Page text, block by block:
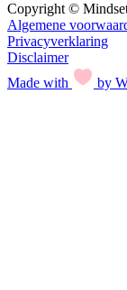
Copyright ©
Algemene
Privacyverklaring
Disclaimer
Made with
by